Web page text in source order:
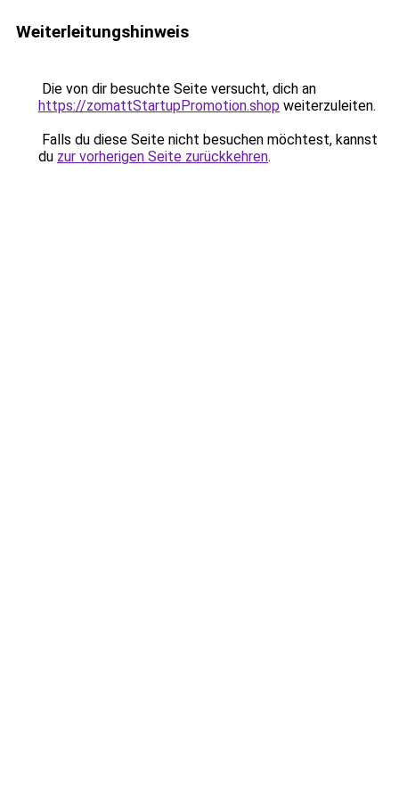
Weiterleitungshinweis
Die von dir besuchte Seite versucht, dich an
https://zomattStartupPromotion.shop weiterzuleiten.
Falls du diese Seite nicht besuchen möchtest, kannst
du zur vorherigen Seite zurückkehren.